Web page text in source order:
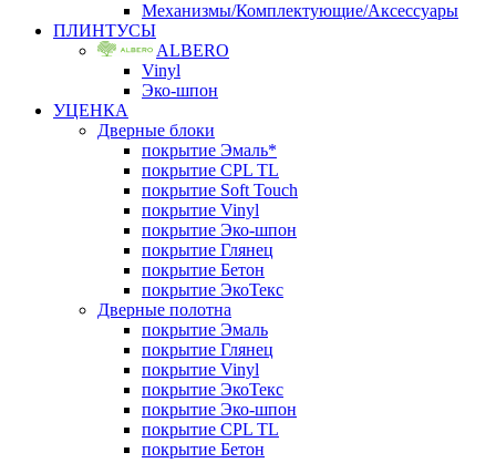
Механизмы/Комплектующие/Аксессуары
ПЛИНТУСЫ
ALBERO
Vinyl
Эко-шпон
УЦЕНКА
Дверные блоки
покрытие Эмаль*
покрытие CPL TL
покрытие Soft Touch
покрытие Vinyl
покрытие Эко-шпон
покрытие Глянец
покрытие Бетон
покрытие ЭкоТекс
Дверные полотна
покрытие Эмаль
покрытие Глянец
покрытие Vinyl
покрытие ЭкоТекс
покрытие Эко-шпон
покрытие CPL TL
покрытие Бетон